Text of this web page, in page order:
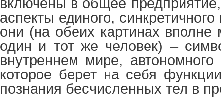
включены в общее
аспекты единого,
они (на обеих картинах вполне
один и тот же человек) –
внутреннем мире, автономного
которое берет на себя
познания бесчисленных тел в